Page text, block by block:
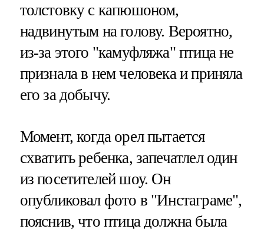
толстовку с капюшоном,
надвинутым на голову. Вероятно,
из-за этого "камуфляжа" птица не
признала в нем человека и приняла
его за добычу.
Момент, когда орел пытается
схватить ребенка, запечатлел один
из посетителей шоу. Он
опубликовал фото в "Инстаграме",
пояснив, что птица должна была